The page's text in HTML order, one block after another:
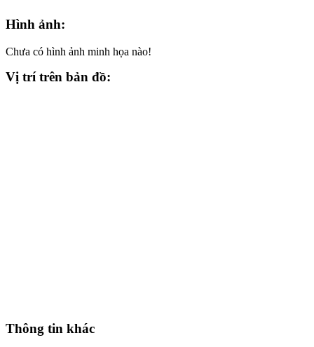
Hình ảnh:
Chưa có hình ảnh minh họa nào!
Vị trí trên bản đồ:
Thông tin khác